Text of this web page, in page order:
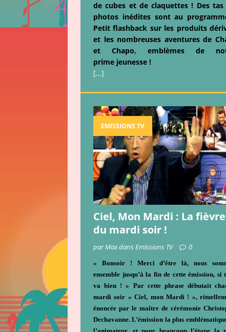
de cubes et de claquettes ! Des tas
photos inédites sont au
Petit flashback sur les produits
et les nombreuses aventures de
et Chapo, emblèmes de
prime jeunesse !
[…]
EMISSIONS TV
Ciel, Mon Mardi : La fièvre
du mardi soir !
par Max dans Emissions TV 0
« Bonsoir ! Merci d’être là, nous
ensemble jusqu’à la fin de cette émission, si
va bien ! » Par cette phrase débutait
mardi soir « Ciel, mon Mardi ! »,
énoncée par le maître de cérémonie
Dechavanne. L’émission la plus